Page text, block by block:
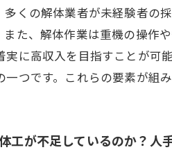
多くの解体業者が未経験者の
また、解体作業は重機の操作
実に高収入を目指すことが可
一つです。これらの要素が組
工が不足しているのか？人